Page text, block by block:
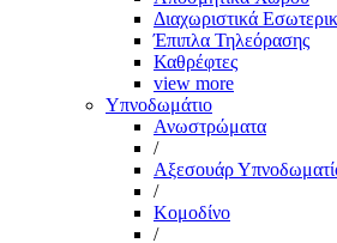
Διαχωριστικά
Έπιπλα Τηλεόρασης
Καθρέφτες
view more
Υπνοδωμάτιο
Ανωστρώματα
/
Αξεσουάρ
/
Κομοδίνο
/